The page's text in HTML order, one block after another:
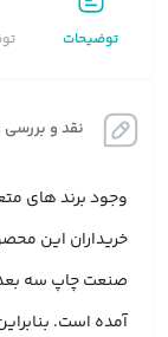
توضیحات
نقد و بررسی
وجود برند های
خریداران این
صنعت چاپ سه
آمده است.